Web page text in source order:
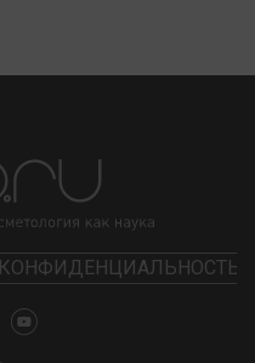
КОНФИДЕНЦИАЛЬНОСТЬ